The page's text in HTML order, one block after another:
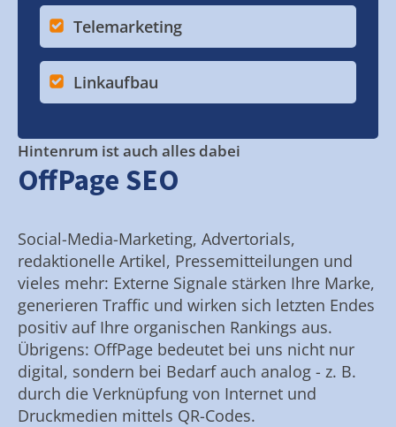
Telemarketing
Linkaufbau
Hintenrum ist auch alles dabei
OffPage SEO
Social-Media-Marketing, Advertorials,
redaktionelle Artikel, Pressemitteilungen und
vieles mehr: Externe Signale stärken Ihre Marke,
generieren Traffic und wirken sich letzten Endes
positiv auf Ihre organischen Rankings aus.
Übrigens: OffPage bedeutet bei uns nicht nur
digital, sondern bei Bedarf auch analog - z. B.
durch die Verknüpfung von Internet und
Druckmedien mittels QR-Codes.